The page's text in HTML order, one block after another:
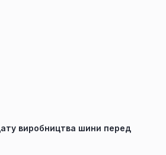
виробництва шини перед